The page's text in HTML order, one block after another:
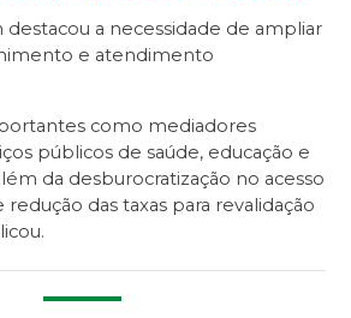
a necessidade de ampliar
e atendimento
como mediadores
públicos de saúde, educação e
da desburocratização no acesso
das taxas para revalidação